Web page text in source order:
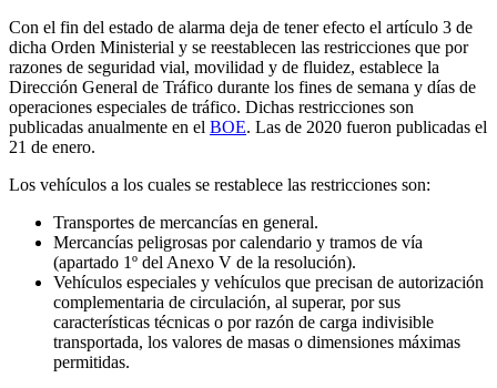
Con el fin del estado de alarma deja de tener efecto el artículo 3 de
dicha Orden Ministerial y se reestablecen las restricciones que por
razones de seguridad vial, movilidad y de fluidez, establece la
Dirección General de Tráfico durante los fines de semana y días de
operaciones especiales de tráfico. Dichas restricciones son
publicadas anualmente en el BOE. Las de 2020 fueron publicadas el
21 de enero.
Los vehículos a los cuales se restablece las restricciones son:
Transportes de mercancías en general.
Mercancías peligrosas por calendario y tramos de vía
(apartado 1º del Anexo V de la resolución).
Vehículos especiales y vehículos que precisan de autorización
complementaria de circulación, al superar, por sus
características técnicas o por razón de carga indivisible
transportada, los valores de masas o dimensiones máximas
permitidas.